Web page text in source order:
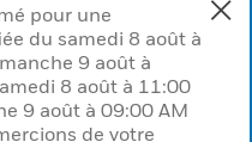
pour une
du samedi 8 août à
9 août à
8 août à 11:00
9 août à 09:00 AM
de votre